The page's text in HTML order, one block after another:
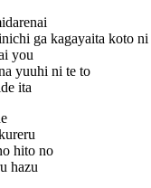
ga kagayaita koto ni
you
yuuhi ni te to
ita
hito no
hazu